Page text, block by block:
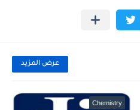
عرض المزيد
Chemistry